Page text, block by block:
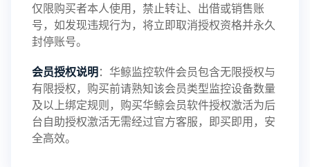
2023-09-06
2023-01-12 V3.3
仅限购买者本人使用，禁止转让、出借或销售账
号，如发现违规行为，将立即取消授权资格并永久
封停账号。
会员授权说明：华鲸监控软件会员包含无限授权与
有限授权，购买前请熟知该会员类型监控设备数量
及以上绑定规则，购买华鲸会员软件授权激活为后
台自助授权激活无需经过官方客服，即买即用，安
全高效。